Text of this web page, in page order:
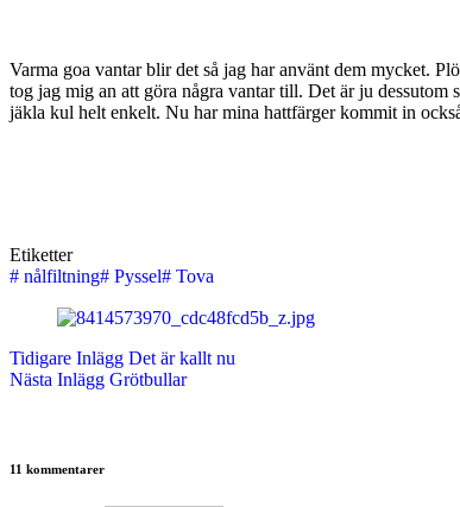
Varma goa vantar blir det så jag har använt dem mycket.
tog jag mig an att göra några vantar till. Det är ju
jäkla kul helt enkelt. Nu har mina hattfärger kommit in
Etiketter
# nålfiltning# Pyssel# Tova
Tidigare Inlägg Det är kallt nu
Nästa Inlägg Grötbullar
11 kommentarer